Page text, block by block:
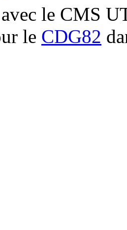
avec le CMS
le CDG82